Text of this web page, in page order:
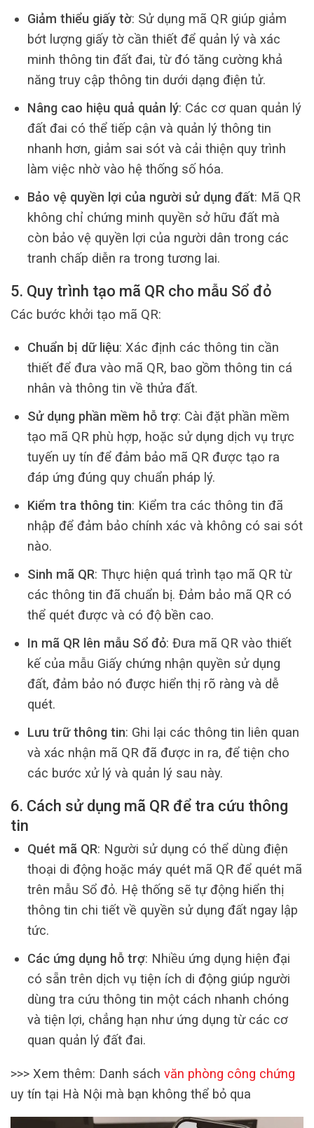
Giảm thiểu giấy tờ: Sử dụng mã QR giúp giảm
bớt lượng giấy tờ cần thiết để quản lý và xác
minh thông tin đất đai, từ đó tăng cường khả
năng truy cập thông tin dưới dạng điện tử.
Nâng cao hiệu quả quản lý: Các cơ quan quản lý
đất đai có thể tiếp cận và quản lý thông tin
nhanh hơn, giảm sai sót và cải thiện quy trình
làm việc nhờ vào hệ thống số hóa.
Bảo vệ quyền lợi của người sử dụng đất: Mã QR
không chỉ chứng minh quyền sở hữu đất mà
còn bảo vệ quyền lợi của người dân trong các
tranh chấp diễn ra trong tương lai.
5. Quy trình tạo mã QR cho mẫu Sổ đỏ
Các bước khởi tạo mã QR:
Chuẩn bị dữ liệu: Xác định các thông tin cần
thiết để đưa vào mã QR, bao gồm thông tin cá
nhân và thông tin về thửa đất.
Sử dụng phần mềm hỗ trợ: Cài đặt phần mềm
tạo mã QR phù hợp, hoặc sử dụng dịch vụ trực
tuyến uy tín để đảm bảo mã QR được tạo ra
đáp ứng đúng quy chuẩn pháp lý.
Kiểm tra thông tin: Kiểm tra các thông tin đã
nhập để đảm bảo chính xác và không có sai sót
nào.
Sinh mã QR: Thực hiện quá trình tạo mã QR từ
các thông tin đã chuẩn bị. Đảm bảo mã QR có
thể quét được và có độ bền cao.
In mã QR lên mẫu Sổ đỏ: Đưa mã QR vào thiết
kế của mẫu Giấy chứng nhận quyền sử dụng
đất, đảm bảo nó được hiển thị rõ ràng và dễ
quét.
Lưu trữ thông tin: Ghi lại các thông tin liên quan
và xác nhận mã QR đã được in ra, để tiện cho
các bước xử lý và quản lý sau này.
6. Cách sử dụng mã QR để tra cứu thông
tin
Quét mã QR: Người sử dụng có thể dùng điện
thoại di động hoặc máy quét mã QR để quét mã
trên mẫu Sổ đỏ. Hệ thống sẽ tự động hiển thị
thông tin chi tiết về quyền sử dụng đất ngay lập
tức.
Các ứng dụng hỗ trợ: Nhiều ứng dụng hiện đại
có sẵn trên dịch vụ tiện ích di động giúp người
dùng tra cứu thông tin một cách nhanh chóng
và tiện lợi, chẳng hạn như ứng dụng từ các cơ
quan quản lý đất đai.
>>> Xem thêm: Danh sách văn phòng công chứng
uy tín tại Hà Nội mà bạn không thể bỏ qua